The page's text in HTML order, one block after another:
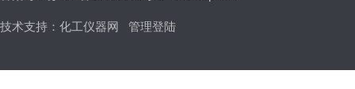
技术支持： 化工仪器网 管理登陆